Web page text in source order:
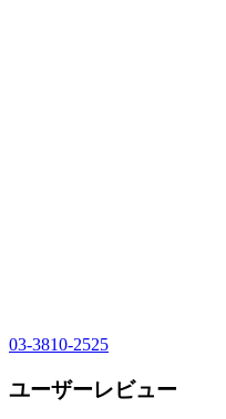
03-3810-2525
ユーザーレビュー